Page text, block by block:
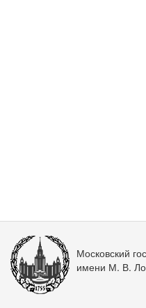
Московский
имени М. В.